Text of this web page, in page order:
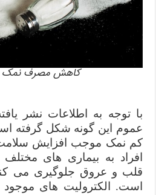
کاهش مصرف نمک
با توجه به اطلاعات نشر
عموم این گونه شکل گرفته
کم نمک موجب افزایش سلامت
افراد به بیماری های
قلب و عروق جلوگیری می
است. الکترولیت های موجود